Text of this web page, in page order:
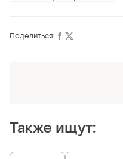
Поделиться:
Также ищут: